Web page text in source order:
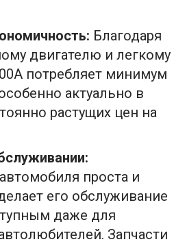
Благодаря
двигателю и легкому
потребляет минимум
актуально в
растущих цен на
проста и
его обслуживание
даже для
Запчасти